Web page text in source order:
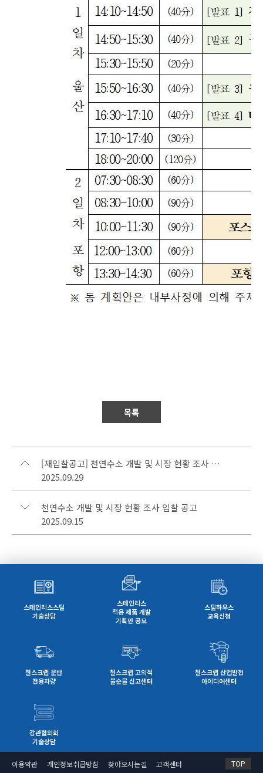
목록
[재입찰공고] 천연수소 개발 및 시장 현황 조사 입찰
2025.09.29
천연수소 개발 및 시장 현황 조사 입찰 공고
2025.09.15
스테인리스스틸
기술상담
스테인리스
적용 제품 개발
기획안 공모
스틸하우스
교육신청
철스크랩 운반
전용차량
철스크랩 고의적
불순물 신고센터
철스크랩 산업발전
아이디어센터
강관협의회
기술상담
이용약관 개인정보취급방침 찾아오시는길 고객센터 TOP